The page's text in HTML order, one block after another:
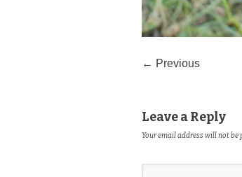
← Previous
Leave a Reply
Your email address will not be